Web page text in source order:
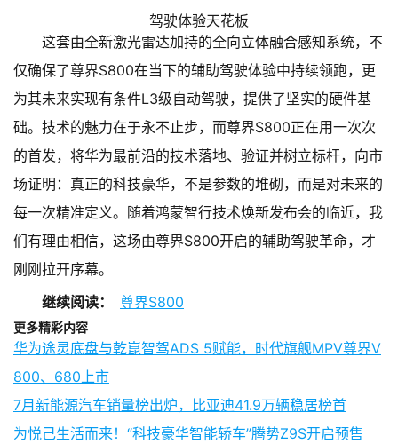
这套由全新激光雷达加持的全向立体融合感知系统，不
仅确保了尊界S800在当下的辅助驾驶体验中持续领跑，更
为其未来实现有条件L3级自动驾驶，提供了坚实的硬件基
础。技术的魅力在于永不止步，而尊界S800正在用一次次
的首发，将华为最前沿的技术落地、验证并树立标杆，向市
场证明：真正的科技豪华，不是参数的堆砌，而是对未来的
每一次精准定义。随着鸿蒙智行技术焕新发布会的临近，我
们有理由相信，这场由尊界S800开启的辅助驾驶革命，才
刚刚拉开序幕。
继续阅读：
尊界S800
更多精彩内容
华为途灵底盘与乾崑智驾ADS 5赋能，时代旗舰MPV尊界V
800、680上市
7月新能源汽车销量榜出炉，比亚迪41.9万辆稳居榜首
为悦己生活而来！“科技豪华智能轿车”腾势Z9S开启预售